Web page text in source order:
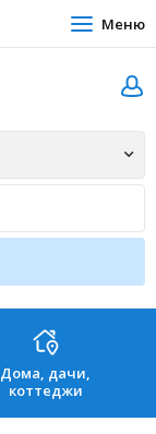
Меню
Дома, дачи,
коттеджи